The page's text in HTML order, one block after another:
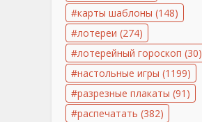
карты шаблоны (148)
лотереи (274)
лотерейный гороскоп (30)
настольные игры (1199)
разрезные плакаты (91)
распечатать (382)